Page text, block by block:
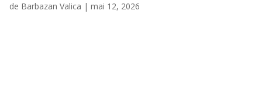
de Barbazan Valica | mai 12, 2026